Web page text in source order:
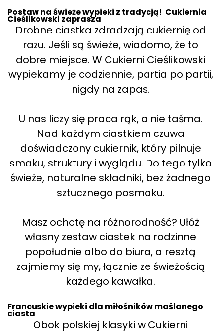
Postaw na świeże wypieki z tradycją! Cukiernia
Cieślikowski zaprasza
Drobne ciastka zdradzają cukiernię od
razu. Jeśli są świeże, wiadomo, że to
dobre miejsce. W Cukierni Cieślikowski
wypiekamy je codziennie, partia po partii,
nigdy na zapas.
U nas liczy się praca rąk, a nie taśma.
Nad każdym ciastkiem czuwa
doświadczony cukiernik, który pilnuje
smaku, struktury i wyglądu. Do tego tylko
świeże, naturalne składniki, bez żadnego
sztucznego posmaku.
Masz ochotę na różnorodność? Ułóż
własny zestaw ciastek na rodzinne
popołudnie albo do biura, a resztą
zajmiemy się my, łącznie ze świeżością
każdego kawałka.
Francuskie wypieki dla miłośników maślanego
ciasta
Obok polskiej klasyki w Cukierni